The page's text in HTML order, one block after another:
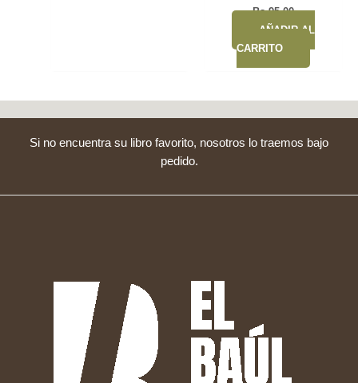
Bs.95,00
AÑADIR AL
CARRITO
Si no encuentra su libro favorito, nosotros lo traemos bajo
pedido.